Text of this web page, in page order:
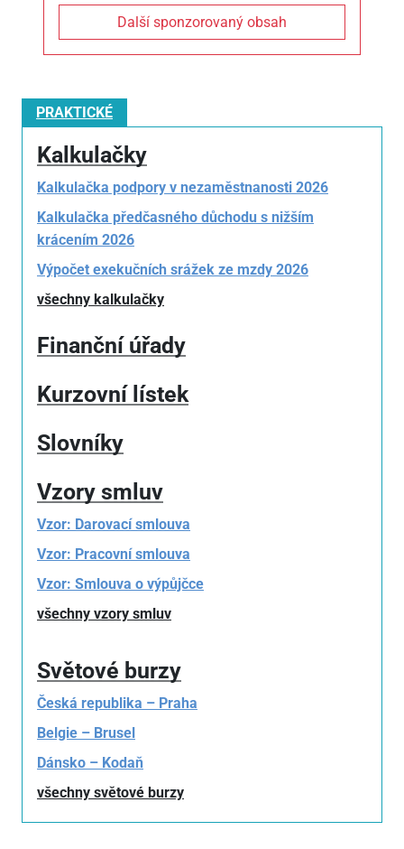
Další sponzorovaný obsah
PRAKTICKÉ
Kalkulačky
Kalkulačka podpory v nezaměstnanosti 2026
Kalkulačka předčasného důchodu s nižším
krácením 2026
Výpočet exekučních srážek ze mzdy 2026
všechny kalkulačky
Finanční úřady
Kurzovní lístek
Slovníky
Vzory smluv
Vzor: Darovací smlouva
Vzor: Pracovní smlouva
Vzor: Smlouva o výpůjčce
všechny vzory smluv
Světové burzy
Česká republika – Praha
Belgie – Brusel
Dánsko – Kodaň
všechny světové burzy